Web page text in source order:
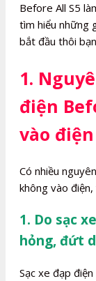
Before All S5
tìm hiểu những
bắt đầu thôi
1.
điện
vào điện
Có nhiều
không vào
1. Do sạc
hỏng, đứt
Sạc xe đạp